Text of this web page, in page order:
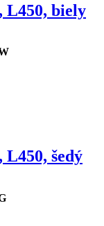
L450, biely
šedý